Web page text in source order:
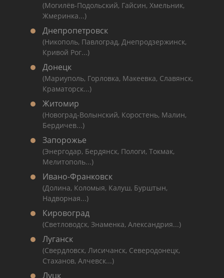
(Могилёв-Подольский, Гайсин, Хмельник,
Жмеринка...)
Днепропетровск
(Никополь, Павлоград, Днепродзержинск,
Кривой Рог...)
Донецк
(Мариуполь, Горловка, Макеевка, Славянск,
Краматорск...)
Житомир
(Новоград-Волынский, Коростень, Малин,
Бердичев...)
Запорожье
(Энергодар, Бердянск, Пологи, Токмак,
Мелитополь...)
Ивано-Франковск
(Долина, Коломыя, Калуш, Бурштын,
Надворная...)
Кировоград
(Светловодск, Знаменка, Александрия...)
Луганск
(Свердловск, Лисичанск, Северодонецк,
Стаханов, Алчевск...)
Луцк